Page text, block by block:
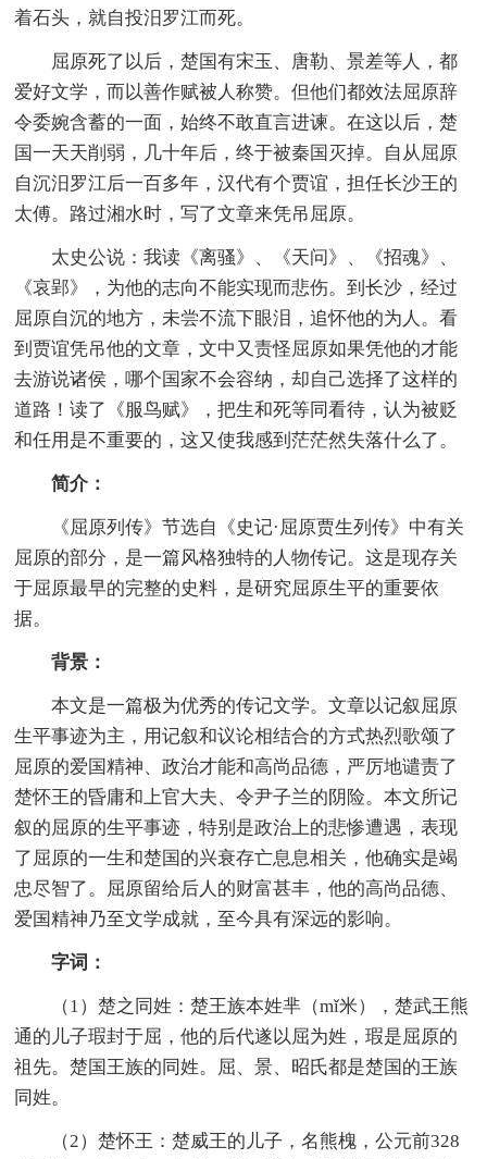
着石头，就自投汨罗江而死。
屈原死了以后，楚国有宋玉、唐勒、景差等人，都
爱好文学，而以善作赋被人称赞。但他们都效法屈原辞
令委婉含蓄的一面，始终不敢直言进谏。在这以后，楚
国一天天削弱，几十年后，终于被秦国灭掉。自从屈原
自沉汨罗江后一百多年，汉代有个贾谊，担任长沙王的
太傅。路过湘水时，写了文章来凭吊屈原。
太史公说：我读《离骚》、《天问》、《招魂》、
《哀郢》，为他的志向不能实现而悲伤。到长沙，经过
屈原自沉的地方，未尝不流下眼泪，追怀他的为人。看
到贾谊凭吊他的文章，文中又责怪屈原如果凭他的才能
去游说诸侯，哪个国家不会容纳，却自己选择了这样的
道路！读了《服鸟赋》，把生和死等同看待，认为被贬
和任用是不重要的，这又使我感到茫茫然失落什么了。
简介：
《屈原列传》节选自《史记·屈原贾生列传》中有关
屈原的部分，是一篇风格独特的人物传记。这是现存关
于屈原最早的完整的史料，是研究屈原生平的重要依
据。
背景：
本文是一篇极为优秀的传记文学。文章以记叙屈原
生平事迹为主，用记叙和议论相结合的方式热烈歌颂了
屈原的爱国精神、政治才能和高尚品德，严厉地谴责了
楚怀王的昏庸和上官大夫、令尹子兰的阴险。本文所记
叙的屈原的生平事迹，特别是政治上的悲惨遭遇，表现
了屈原的一生和楚国的兴衰存亡息息相关，他确实是竭
忠尽智了。屈原留给后人的财富甚丰，他的高尚品德、
爱国精神乃至文学成就，至今具有深远的影响。
字词：
（1）楚之同姓：楚王族本姓芈（mǐ米），楚武王熊
通的儿子瑕封于屈，他的后代遂以屈为姓，瑕是屈原的
祖先。楚国王族的同姓。屈、景、昭氏都是楚国的王族
同姓。
（2）楚怀王：楚威王的儿子，名熊槐，公元前328